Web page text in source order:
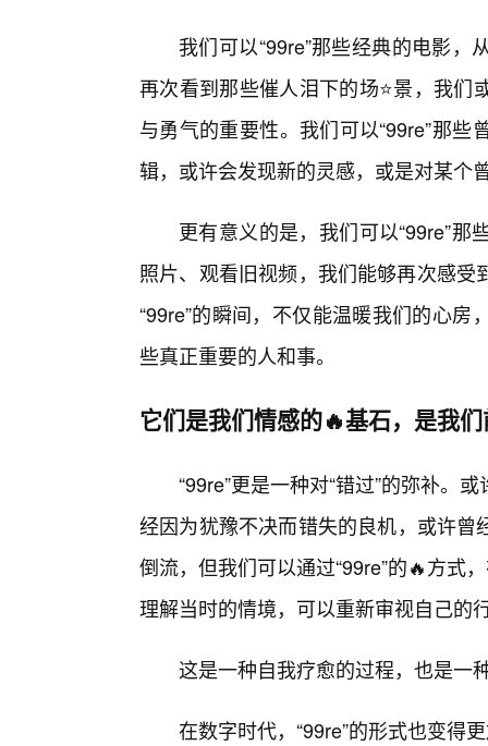
我们可以“99re”那些经典的电影
再次看到那些催人泪下的场⭐景，我
与勇气的重要性。我们可以“99re”那
辑，或许会发现新的灵感，或是对某个
更有意义的是，我们可以“99re”
照片、观看旧视频，我们能够再次感
“99re”的瞬间，不仅能温暖我们的心
些真正重要的人和事。
它们是我们情感的🔥基石，是我
“99re”更是一种对“错过”的弥补。
经因为犹豫不决而错失的良机，或许
倒流，但我们可以通过“99re”的🔥方式
理解当时的情境，可以重新审视自己的
这是一种自我疗愈的过程，也是一
在数字时代，“99re”的形式也变得